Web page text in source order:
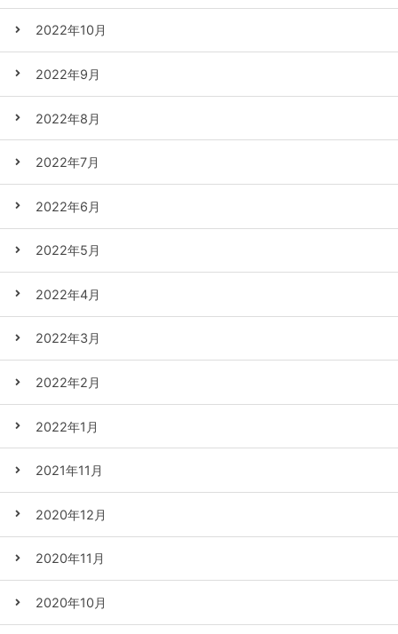
2022年10月
2022年9月
2022年8月
2022年7月
2022年6月
2022年5月
2022年4月
2022年3月
2022年2月
2022年1月
2021年11月
2020年12月
2020年11月
2020年10月